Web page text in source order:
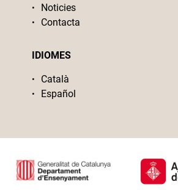
Noticies
Contacta
IDIOMES
Català
Español